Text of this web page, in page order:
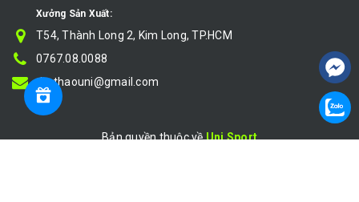
Xưởng Sản Xuất:
T54, Thành Long 2, Kim Long, TP.HCM
0767.08.0088
thethaouni@gmail.com
Bản quyền thuộc vềUni Sport